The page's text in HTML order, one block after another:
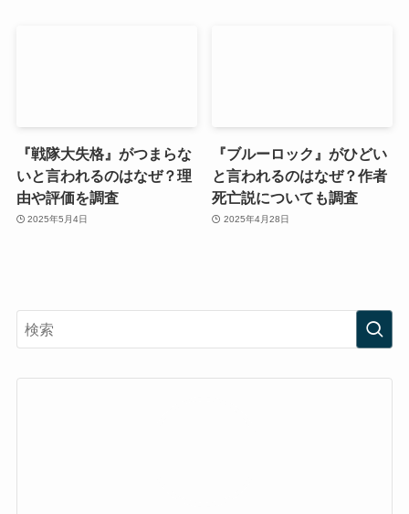
『戦隊大失格』がつまらな
いと言われるのはなぜ？理
由や評価を調査
2025年5月4日
『ブルーロック』がひどい
と言われるのはなぜ？作者
死亡説についても調査
2025年4月28日